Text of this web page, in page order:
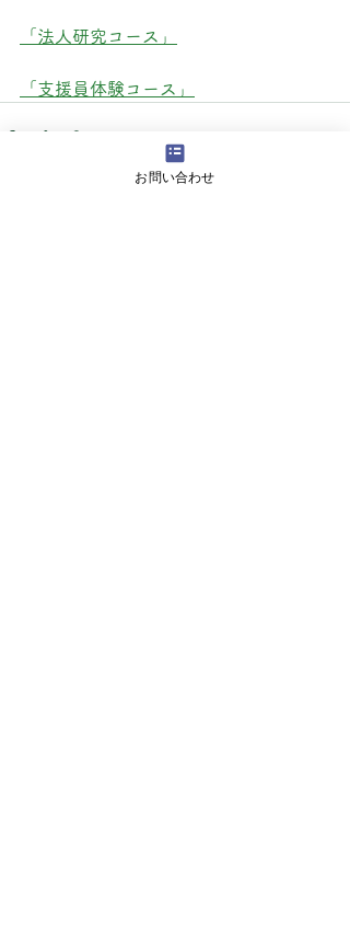
「法人研究コース」
「支援員体験コース」
お問い合わせ